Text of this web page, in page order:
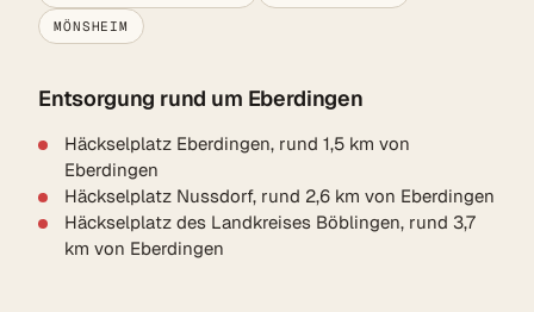
MÖNSHEIM
Entsorgung rund um Eberdingen
Häckselplatz Eberdingen, rund 1,5 km von
Eberdingen
Häckselplatz Nussdorf, rund 2,6 km von Eberdingen
Häckselplatz des Landkreises Böblingen, rund 3,7
km von Eberdingen